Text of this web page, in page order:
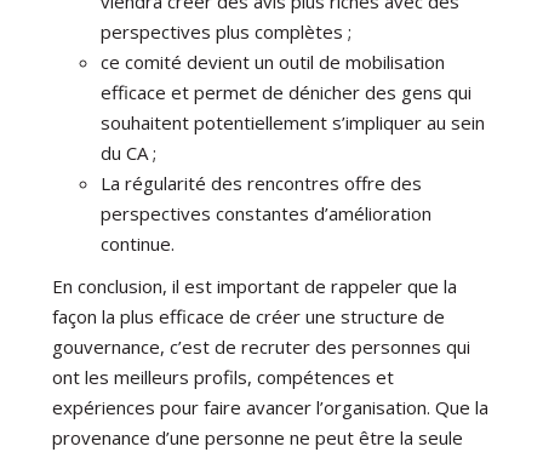
perspectives plus complètes ;
ce comité devient un outil de mobilisation
efficace et permet de dénicher des gens qui
souhaitent potentiellement s’impliquer au sein
du CA ;
La régularité des rencontres offre des
perspectives constantes d’amélioration
continue.
En conclusion, il est important de rappeler que la
façon la plus efficace de créer une structure de
gouvernance, c’est de recruter des personnes qui
ont les meilleurs profils, compétences et
expériences pour faire avancer l’organisation. Que la
provenance d’une personne ne peut être la seule